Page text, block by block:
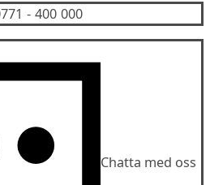
- 400 000
Chatta med oss